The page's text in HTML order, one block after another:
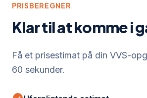
PRISBEREGNER
Klar til at komme i
Få et prisestimat på din VVS-
60 sekunder.